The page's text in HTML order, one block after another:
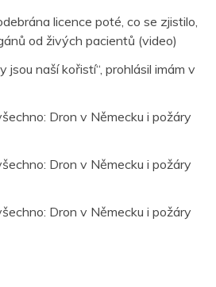
licence poté, co se zjistilo,
od živých pacientů (video)
jsou naší kořistí“, prohlásil imám v
Dron v Německu i požáry
Dron v Německu i požáry
Dron v Německu i požáry